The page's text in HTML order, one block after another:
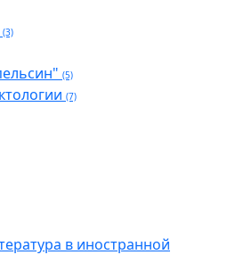
(3)
(5)
(7)
в иностранной